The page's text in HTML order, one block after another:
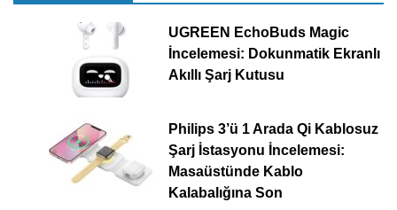
UGREEN EchoBuds Magic
İncelemesi: Dokunmatik Ekranlı
Akıllı Şarj Kutusu
Philips 3’ü 1 Arada Qi Kablosuz
Şarj İstasyonu İncelemesi:
Masaüstünde Kablo
Kalabalığına Son